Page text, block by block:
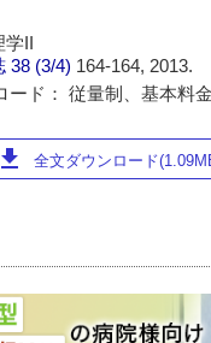
学II
38 (3/4) 164-164, 2013.
ード： 従量制、基本料
download 全文ダウンロード